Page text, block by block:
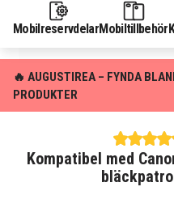
MobilreservdelarMobiltillbehör
🔥 AUGUSTIREA – FYNDA
PRODUKTER
Kompatibel med